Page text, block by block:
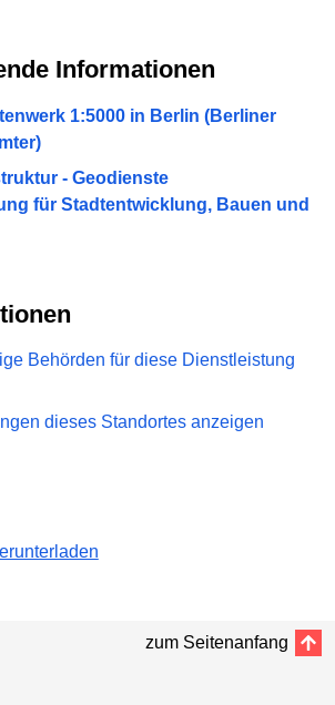
Informationen
1:5000 in Berlin (Berliner
- Geodienste
für Stadtentwicklung, Bauen und
Behörden für diese Dienstleistung
dieses Standortes anzeigen
zum Seitenanfang